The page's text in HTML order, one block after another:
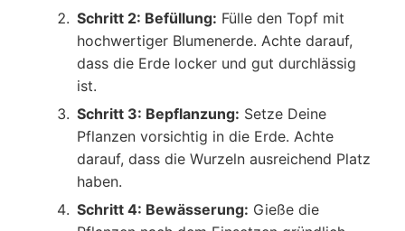
Schritt 2: Befüllung: Fülle den Topf mit
hochwertiger Blumenerde. Achte darauf,
dass die Erde locker und gut durchlässig
ist.
Schritt 3: Bepflanzung: Setze Deine
Pflanzen vorsichtig in die Erde. Achte
darauf, dass die Wurzeln ausreichend Platz
haben.
Schritt 4: Bewässerung: Gieße die